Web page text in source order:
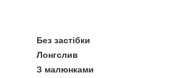
Без застібки
Лонгслив
З малюнками